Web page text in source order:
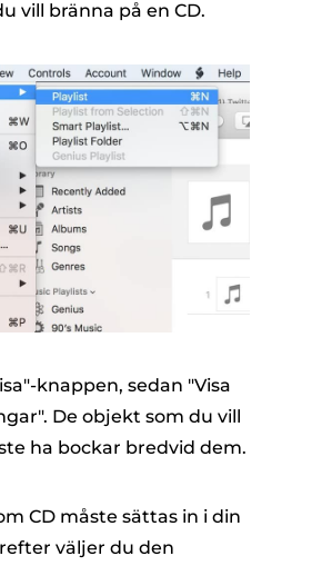
vill bränna på en CD.
knappen, sedan "Visa
De objekt som du vill
ha bockar bredvid dem.
CD måste sättas in i din
väljer du den